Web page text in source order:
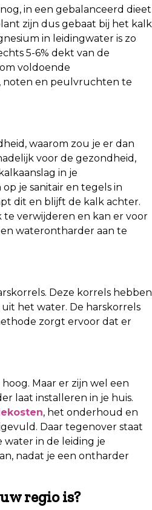
in een gebalanceerd dieet
zijn dus gebaat bij het kalk
in leidingwater is zo
5-6% dekt van de
voldoende
noten en peulvruchten te
waarom zou je er dan
voor de gezondheid,
in je
je sanitair en tegels in
dit en blijft de kalk achter.
te verwijderen en kan er voor
waterontharder aan te
Deze korrels hebben
het water. De harskorrels
zorgt ervoor dat er
Maar er zijn wel een
laat installeren in je huis.
, het onderhoud en
Daar tegenover staat
in de leiding je
nadat je een ontharder
regio is?